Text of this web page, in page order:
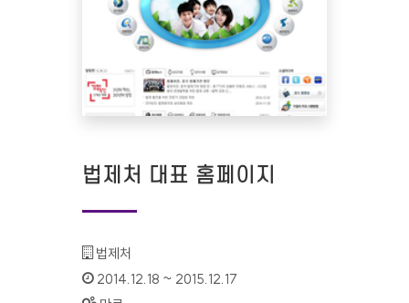
법제처 대표 홈페이지
기관명 :
법제처
인증기간 :
2014.12.18 ~ 2015.12.17